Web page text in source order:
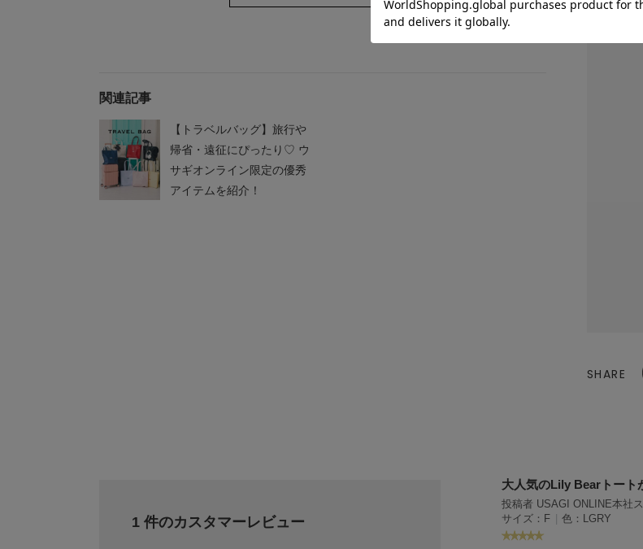
SHARE
【USAGI ONLINE限定】
【Lily Bear】Tシャツ(接触
冷感)
¥4,752
関連記事
【トラベルバッグ】旅行や
帰省・遠征にぴったり♡ ウ
サギオンライン限定の優秀
アイテムを紹介！
1 件のカスタマーレビュー
大人気のLily Bearトート
投稿者 USAGI ONLINE本社
サイズ：F | 色：LGRY